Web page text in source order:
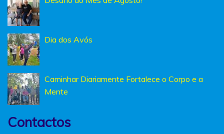
Dia dos Avós
Caminhar Diariamente Fortalece o Corpo e a
Mente
Contactos